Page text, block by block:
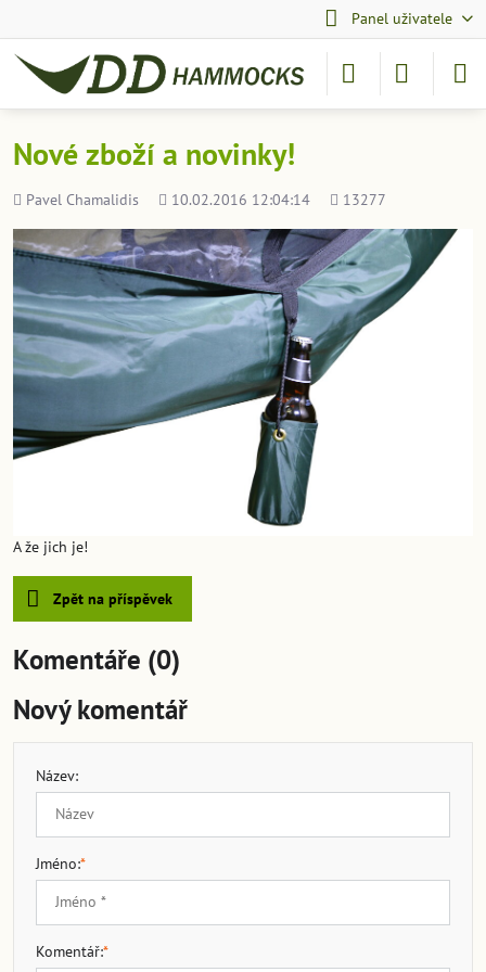
Panel uživatele
Nové zboží a novinky!
Přidal
Pavel Chamalidis Přidáno
10.02.2016 12:04:14
Počet
13277
A že jich je!
Zpět na příspěvek
Komentáře (0)
Nový komentář
Název:
Jméno:*
Komentář:*